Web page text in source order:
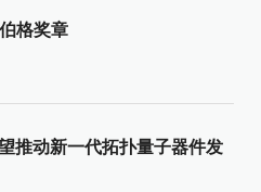
格奖章
推动新一代拓扑量子器件发